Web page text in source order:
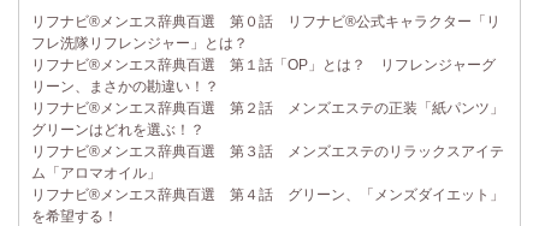
リフナビ®メンエス辞典百選 第０話 リフナビ®公式キャラクター「リ
フレ洗隊リフレンジャー」とは？
リフナビ®メンエス辞典百選 第１話「OP」とは？ リフレンジャーグ
リーン、まさかの勘違い！？
リフナビ®メンエス辞典百選 第２話 メンズエステの正装「紙パンツ」
グリーンはどれを選ぶ！？
リフナビ®メンエス辞典百選 第３話 メンズエステのリラックスアイテ
ム「アロマオイル」
リフナビ®メンエス辞典百選 第４話 グリーン、「メンズダイエット」
を希望する！